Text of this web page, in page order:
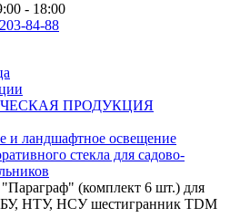
- 18:00
84-88
ПРОДУКЦИЯ
и ландшафтное освещение
стекла для садово-
(комплект 6 шт.) для
НТУ, НСУ шестигранник TDM